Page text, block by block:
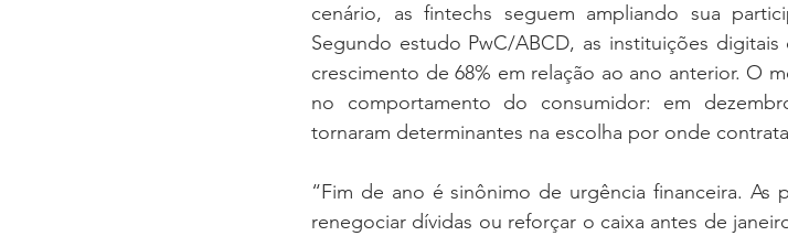
cenário, as fintechs seguem ampliando sua
Segundo estudo PwC/ABCD, as instituições digitais
crescimento de 68% em relação ao ano anterior. O
no comportamento do consumidor: em
tornaram determinantes na escolha por onde
“Fim de ano é sinônimo de urgência financeira. As
renegociar dívidas ou reforçar o caixa antes de